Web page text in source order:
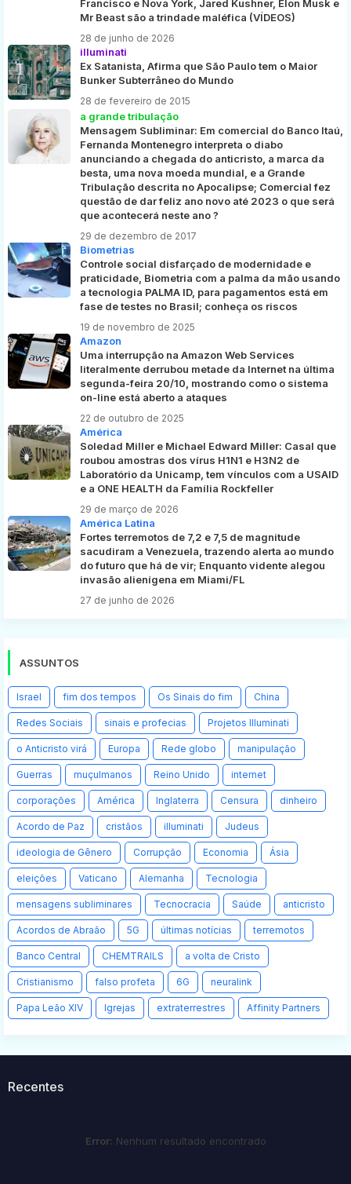
Francisco e Nova York, Jared Kushner, Elon Musk e
Mr Beast são a trindade maléfica (VÍDEOS)
28 de junho de 2026
illuminati
Ex Satanista, Afirma que São Paulo tem o Maior
Bunker Subterrâneo do Mundo
28 de fevereiro de 2015
a grande tribulação
Mensagem Subliminar: Em comercial do Banco Itaú,
Fernanda Montenegro interpreta o diabo
anunciando a chegada do anticristo, a marca da
besta, uma nova moeda mundial, e a Grande
Tribulação descrita no Apocalipse; Comercial fez
questão de dar feliz ano novo até 2023 o que será
que acontecerá neste ano ?
29 de dezembro de 2017
Biometrias
Controle social disfarçado de modernidade e
praticidade, Biometria com a palma da mão usando
a tecnologia PALMA ID, para pagamentos está em
fase de testes no Brasil; conheça os riscos
19 de novembro de 2025
Amazon
Uma interrupção na Amazon Web Services
literalmente derrubou metade da Internet na última
segunda-feira 20/10, mostrando como o sistema
on-line está aberto a ataques
22 de outubro de 2025
América
Soledad Miller e Michael Edward Miller: Casal que
roubou amostras dos vírus H1N1 e H3N2 de
Laboratório da Unicamp, tem vínculos com a USAID
e a ONE HEALTH da Família Rockfeller
29 de março de 2026
América Latina
Fortes terremotos de 7,2 e 7,5 de magnitude
sacudiram a Venezuela, trazendo alerta ao mundo
do futuro que há de vir; Enquanto vidente alegou
invasão alienígena em Miami/FL
27 de junho de 2026
ASSUNTOS
Israel fim dos tempos Os Sinais do fim China
Redes Sociais sinais e profecias Projetos Illuminati
o Anticristo virá Europa Rede globo manipulação
Guerras muçulmanos Reino Unido internet
corporações América Inglaterra Censura dinheiro
Acordo de Paz cristãos illuminati Judeus
ideologia de Gênero Corrupção Economia Ásia
eleições Vaticano Alemanha Tecnologia
mensagens subliminares Tecnocracia Saúde anticristo
Acordos de Abraão 5G últimas notícias terremotos
Banco Central CHEMTRAILS a volta de Cristo
Cristianismo falso profeta 6G neuralink
Papa Leão XIV Igrejas extraterrestres Affinity Partners
Recentes
Error: Nenhum resultado encontrado